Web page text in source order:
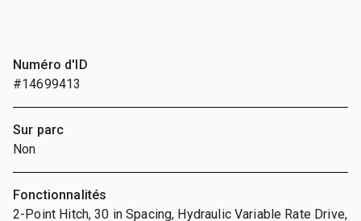
Numéro d'ID
#14699413
Sur parc
Non
Fonctionnalités
2-Point Hitch, 30 in Spacing, Hydraulic Variable Rate Drive,